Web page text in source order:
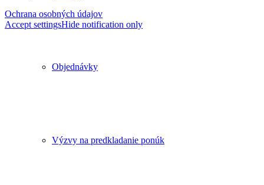
Objednávky
Výzvy na predkladanie ponúk
Ochrana osobných údajov
Accept settingsHide notification only